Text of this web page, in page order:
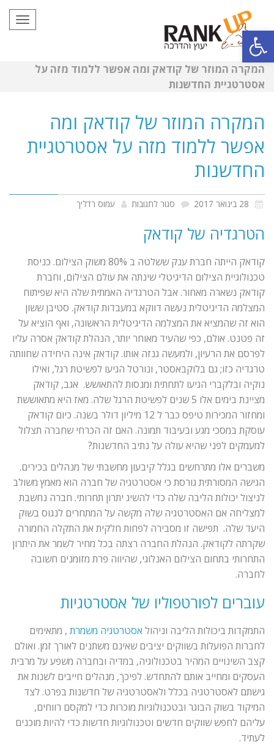
פתח סרגל נגישות
המקרה המוזר של קודאק ומה אפשר ללמוד מזה על
אסטרטגיית החדשנות
המקרה המוזר של קודאק ומה
אפשר ללמוד מזה על אסטרטגיית
החדשנות
סגור לתגובות על
של
קודאק
ומה
אפשר
מזה
על
אסטרטגיית
החדשנות
עמוס רדליך
הטרגדיה של קודאק
קודאק הייתה חברת ענק ששלטה ב 80% משוק הצילום. כניסת
טכנולוגיית הצילום הדיגיטלי שינתה את עולם הצילום, וחברת
קודאק נשארה מאחור. אבל הטרגדיה האמתית שלה היא שפיתוח
המצלמה הדיגיטלית נעשה דווקא במעבדות קודאק. סטיבן ששון
הוא זה שהמציא את המצלמה הדיגיטלית הראשונה, ואף הוציא על
זה פטנט. אולם, כפי שהעיד מאוחר יותר, הנהלת קודאק אסרה עליו
לפרסם את הרעיון, ולמעשה גנזה אותו. קודאק אינה היחידה שחוותה
טרגדיה כזו; גם בלוקבאסטר, ונורטל הגיעו לפשיטת רגל, ואילו
נוקיה ובלקברי הגיעו לתחתית ומנסות להתאושש. אגב, קודאק
מציינת בימים אלו 5 שנים לפשיטת הרגל שלה. מאז היא מתאוששת
ומחזור המכירות טיפס כבר ל 12 מיליון דולר בשנה. כיום קודאק
עוסקת במסכי מגע ובעיבוד תמונה. האם זה הכרחי שחברה תצלול
למעמקים לפני שהיא עולה על נתיב החדשנות?
משברים אלו מתרחשים בגלל קיבעון מחשבתי של מנהלים בכירים.
הגישה המסורתית גורסת כי אסטרטגיה של חברה הוא מאמץ משולב
לניצול יכולות הליבה שלה כדי להשיג יתרון תחרותי. חברה נחשבת
למצליחה אם האסטרטגיה שלה מקשה על המתחרים לנגוס בשוק
היעד שלה. תפישה זו מסבירה לפחות חלקית את התקלה החמורה
שקרתה לקודאק. הנהלת החברה רצתה בכל מחיר לשמר את היתרון
התחרותי בתחום הצילום האנלוגי, שהיווה פרת מזומנים חשובה
לחברה.
עוברים לפורטפוליו של אסטרטגיות
התמקדות ביכולות הליבה וניהול אסטרטגיה משמרת , מתאימים
לחברות הפועלות בשווקים יציבים שאינם משתנים לאורך זמן. ואולם
קצב השינויים המהיר בטכנולוגיה, במדיה ובחברה משפע על מרבית
העסקים ומחייב אותם להתחדש. לפיכך, מנהלים חייבים לשנות את
גישתם לאסטרטגיה בכלל ולאסטרטגיה של חדשנות בפרט. לצד
המיקוד בשוק הבוגר ובטכנולוגיות מוכרות כדי למקסם רווחים,
עליהם לחפש שווקים חדשים וטכנולוגיות חדשות כדי להיות מוכנים
לעתיד.